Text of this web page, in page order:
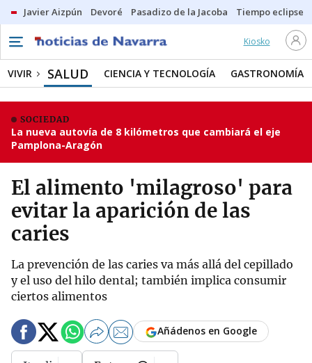
Javier Aizpún Devoré Pasadizo de la Jacoba Tiempo eclipse
Kiosko
VIVIR SALUD CIENCIA Y TECNOLOGÍA GASTRONOMÍA
SOCIEDAD
La nueva autovía de 8 kilómetros que cambiará el eje
Pamplona-Aragón
El alimento 'milagroso' para
evitar la aparición de las
caries
La prevención de las caries va más allá del cepillado
y el uso del hilo dental; también implica consumir
ciertos alimentos
Añádenos en Google